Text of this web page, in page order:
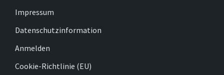
Impressum
Datenschutzinformation
Anmelden
Cookie-Richtlinie (EU)